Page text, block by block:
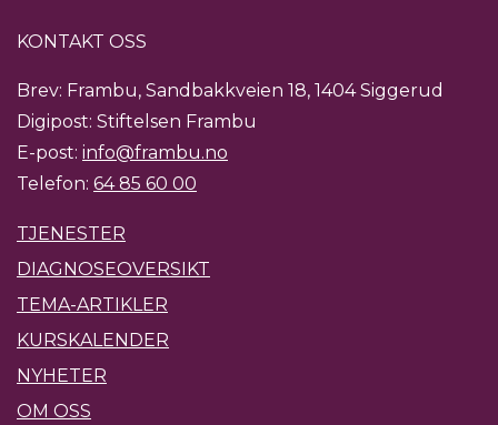
KONTAKT OSS
Brev: Frambu, Sandbakkveien 18, 1404 Siggerud
Digipost: Stiftelsen Frambu
E-post: info@frambu.no
Telefon: 64 85 60 00
TJENESTER
DIAGNOSEOVERSIKT
TEMA-ARTIKLER
KURSKALENDER
NYHETER
OM OSS